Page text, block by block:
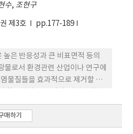
음을 알 수 있었다. 슈베르트마나
착 또는 공침된 중금속들 중 Pb와
의 중금속 농도에 비교하여 상대
비슷한 값을 보였다. 상부 슈베르
부의 침철석으로 전이가 일어나면
금속의 함량은 일부 시료를 제외
이트에서 침철석으로 전이되는 과
서 전이가 일어나면서 추가적인
흡착이 없었음을 지시한다.
수, 조현구
제3호
pp.177-189
은 반응성과 큰 비표면적 등의
물로서 환경관련 산업이나 연구에
물질들을 효과적으로 제거할 수
에서 침철석(α-FeOOH)은 지중
하고 안정된 광물로 알려져 있다.
한 침철석을 이용하여 비소를 제
매하기